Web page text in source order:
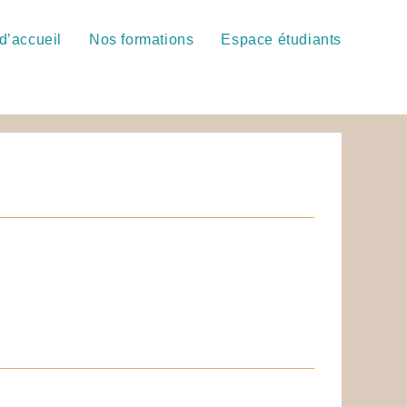
Nos formations Espace étudiants